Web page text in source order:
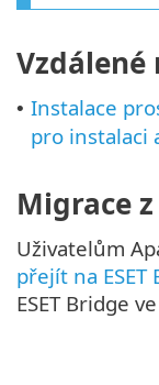
Vzdálené
• Instalace
pro instalaci
Migrace
Uživatelům
přejít na ESET
ESET Bridge ve